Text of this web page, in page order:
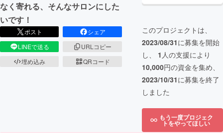
なく寄れる、そんなサロンにした
いです！
ポスト
シェア
LINEで送る
URLコピー
埋め込み
QRコード
このプロジェクトは、
2023/08/31に募集を開始
し、 1 人の支援により
10,000円の資金を集め、
2023/10/31に募集を終了
しました
もう一度プロジェク
トをやってほしい